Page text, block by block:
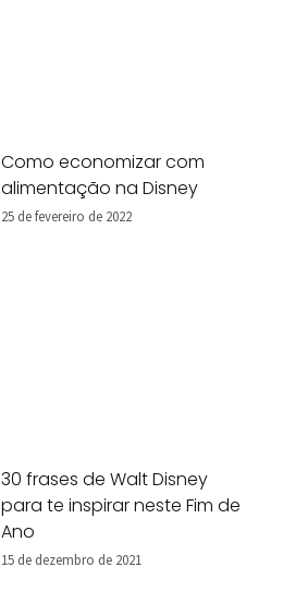
Como economizar com
alimentação na Disney
25 de fevereiro de 2022
30 frases de Walt Disney
para te inspirar neste Fim de
Ano
15 de dezembro de 2021